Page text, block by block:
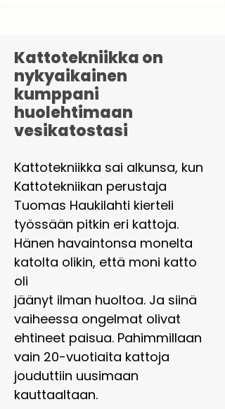
​Kattotekniikka on
nykyaikainen
kumppani
huolehtimaan
vesikatostasi
Kattotekniikka sai alkunsa, kun
Kattotekniikan perustaja
Tuomas Haukilahti kierteli
työssään pitkin eri kattoja.
Hänen havaintonsa monelta
katolta olikin, että moni katto
oli
jäänyt ilman huoltoa. Ja siinä
vaiheessa ongelmat olivat
ehtineet paisua. Pahimmillaan
vain 20-vuotiaita kattoja
jouduttiin uusimaan
kauttaaltaan.